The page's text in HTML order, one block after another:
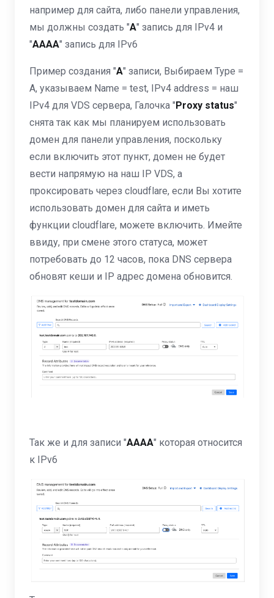
например для сайта, либо панели управления,
мы должны создать "А" запись для IPv4 и
"АААА" запись для IPv6
Пример создания "А" записи, Выбираем Type =
A, указываем Name = test, IPv4 address = наш
IPv4 для VDS сервера, Галочка "Proxy status"
снята так как мы планируем использовать
домен для панели управления, поскольку
если включить этот пункт, домен не будет
вести напрямую на наш IP VDS, а
проксировать через cloudflare, если Вы хотите
использовать домен для сайта и иметь
функции cloudflare, можете включить. Имейте
ввиду, при смене этого статуса, может
потребовать до 12 часов, пока DNS сервера
обновят кеши и IP адрес домена обновится.
Так же и для записи "АААА" которая относится
к IPv6